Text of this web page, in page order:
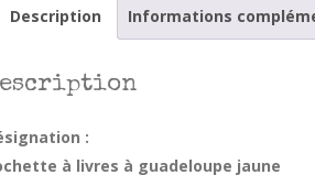
Description Informations
:
à livres à guadeloupe jaune